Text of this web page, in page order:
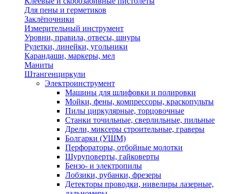
Для пены и герметиков
Заклёпочники
Измерительный инструмент
Уровни, правила, отвесы, шнуры
Рулетки, линейки, угольники
Карандаши, маркеры, мел
Маниты
Штангенциркули
Электроинструмент
Машины для шлифовки и полировки
Мойки, фены, компрессоры, краскопульты
Пилы циркулярные, торцовочные
Станки точильные, сверлильные, пильные
Дрели, миксеры строительные, граверы
Болгарки (УШМ)
Перфораторы, отбойные молотки
Шуруповерты, гайковерты
Бензо- и электропилы
Лобзики, рубанки, фрезеры
Детекторы проводки, нивелиры лазерные,